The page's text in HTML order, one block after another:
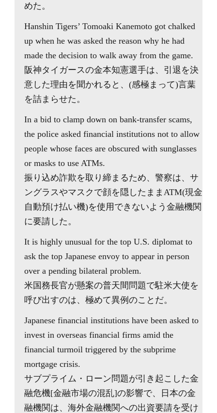
めた。
Hanshin Tigers’ Tomoaki Kanemoto got chalked
up when he was asked the reason why he had
made the decision to walk away from the game.
阪神タイガースの金本知憲選手は、引退を決
意した理由を聞かれると、(感極まって)言葉
を詰まらせた。
In a bid to clamp down on bank-transfer scams,
the police asked financial institutions not to allow
people whose faces are obscured with sunglasses
or masks to use ATMs.
振り込め詐欺を取り締まるため、警察は、サ
ングラスやマスクで顔を隠したままATM(現金
自動預け払い機)を使用できないよう金融機関
に要請した。
It is highly unusual for the top U.S. diplomat to
ask the top Japanese envoy to appear in person
over a pending bilateral problem.
米国務長官が懸案の普天間問題で駐米大使を
呼び出すのは、極めて異例のことだ。
Japanese financial institutions have been asked to
invest in overseas financial firms amid the
financial turmoil triggered by the subprime
mortgage crisis.
サブプライム・ローン問題が引き起こした金
融危機[金融市場の混乱]の影響で、日本の金
融機関は、海外金融機関への出資要請を受け